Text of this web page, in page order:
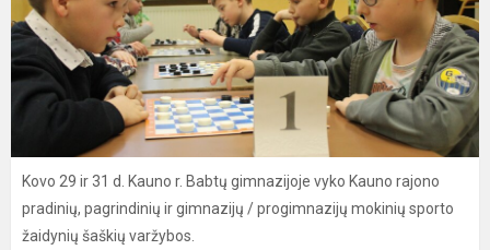
Kovo 29 ir 31 d. Kauno r. Babtų gimnazijoje vyko Kauno rajono
pradinių, pagrindinių ir gimnazijų / progimnazijų mokinių sporto
žaidynių šaškių varžybos.